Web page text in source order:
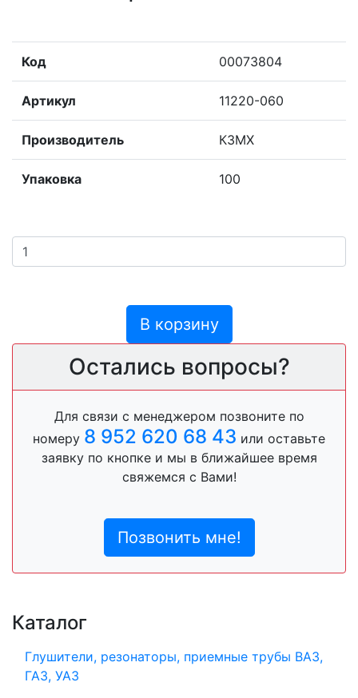
Код 00073804
Артикул 11220-060
Производитель КЗМХ
Упаковка 100
В корзину
Остались вопросы?
Для связи с менеджером позвоните по
номеру 8 952 620 68 43 или оставьте
заявку по кнопке и мы в ближайшее время
свяжемся с Вами!
Позвонить мне!
Каталог
Глушители, резонаторы, приемные трубы ВАЗ,
ГАЗ, УАЗ